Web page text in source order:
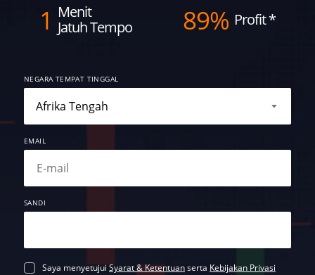
1 Menit
Jatuh Tempo
89% Profit*
NEGARA TEMPAT TINGGAL
EMAIL
SANDI
Saya menyetujuiSyarat & Ketentuanserta Kebijakan Privasi